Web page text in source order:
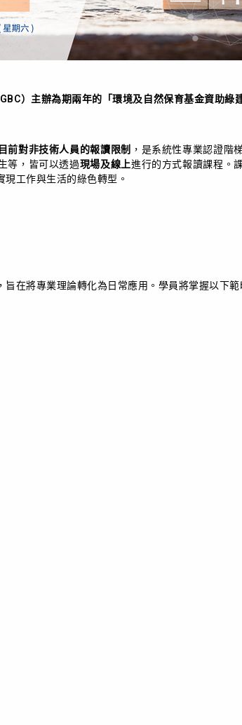
）主辦為期兩年的「環境及自然保育基金資助綠
前對非技術人員的報讀限制 ，是系統性專業認證階
等，皆可以透過現場及線上進行的方式報讀課程。
工作與生活的綠色轉型。
在將專業理論轉化為日常應用。學員將掌握以下範